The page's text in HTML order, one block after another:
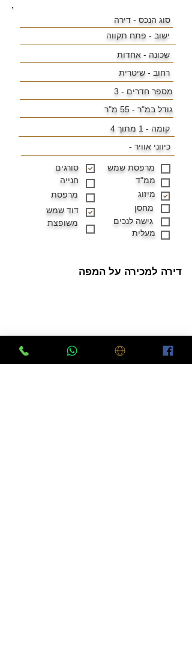
סוג הנכס - דירה
ישוב - פתח תקווה
שכונה - אחדות
רחוב - שיטרית
מספר חדרים - 3
גודל במ"ר -
קומה - 1 מתוך 4
כיווני אוויר -
סורגים
חנייה
מרפסת
דוד שמש
משופצת
מרפסת שמש
ממ"ד
מיזוג
מחסן
גישה לנכים
מעלית
דירה למכירה על המפה